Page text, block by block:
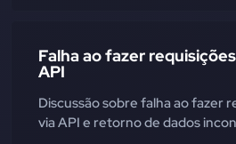
Falha ao fazer
API
Discussão sobre falha ao fazer
via API e retorno de dados